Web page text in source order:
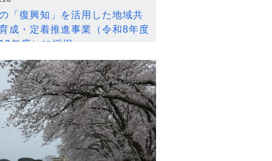
「復興知」を活用した地域共
成・定着推進事業（令和8年度
年度）に採択